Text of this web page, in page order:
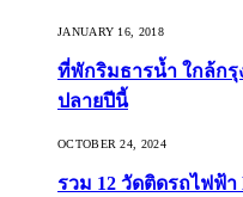
JANUARY 16, 2018
ที่พักริมธารน้ำ ใกล้ก
ปลายปีนี้
OCTOBER 24, 2024
รวม 12 วัดติดรถไฟฟ้